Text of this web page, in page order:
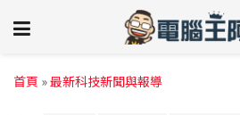
首頁 »最新科技新聞與報導